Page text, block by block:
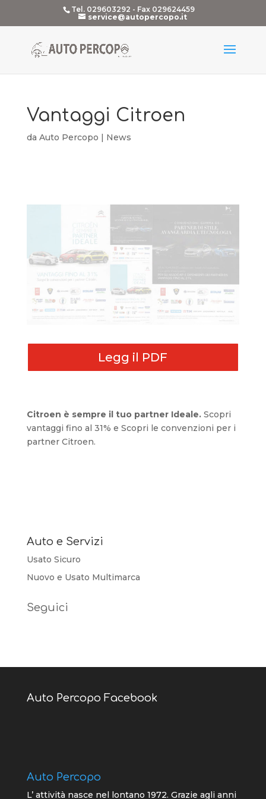
Tel. 029603292 - Fax 029624459
service@autopercopo.it
Vantaggi Citroen
da Auto Percopo | News
Legg il PDF
Citroen è sempre il tuo partner Ideale. Scopri
vantaggi fino al 31% e Scopri le convenzioni per i
partner Citroen.
Auto e Servizi
Usato Sicuro
Nuovo e Usato Multimarca
Seguici
Auto Percopo Facebook
Auto Percopo
L’ attività nasce nel lontano 1972. Grazie agli anni